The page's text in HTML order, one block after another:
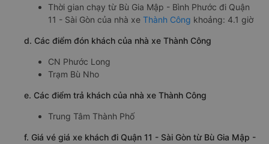
Thời gian chạy từ Bù Gia Mập - Bình Phước đi Quận
11 - Sài Gòn của nhà xe Thành Công khoảng: 4.1 giờ
d. Các điểm đón khách của nhà xe Thành Công
CN Phước Long
Trạm Bù Nho
e. Các điểm trả khách của nhà xe Thành Công
Trung Tâm Thành Phố
f. Giá vé giá xe khách đi Quận 11 - Sài Gòn từ Bù Gia Mập -